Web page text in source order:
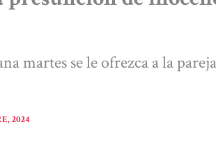
martes se le ofrezca a la
2024